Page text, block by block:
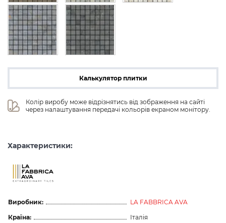
Калькулятор плитки
Колір виробу може відрізнятись від зображення на сайті
через налаштування передачі кольорів екраном монітору.
Характеристики:
Виробник:
LA FABBRICA AVA
Країна:
Італія